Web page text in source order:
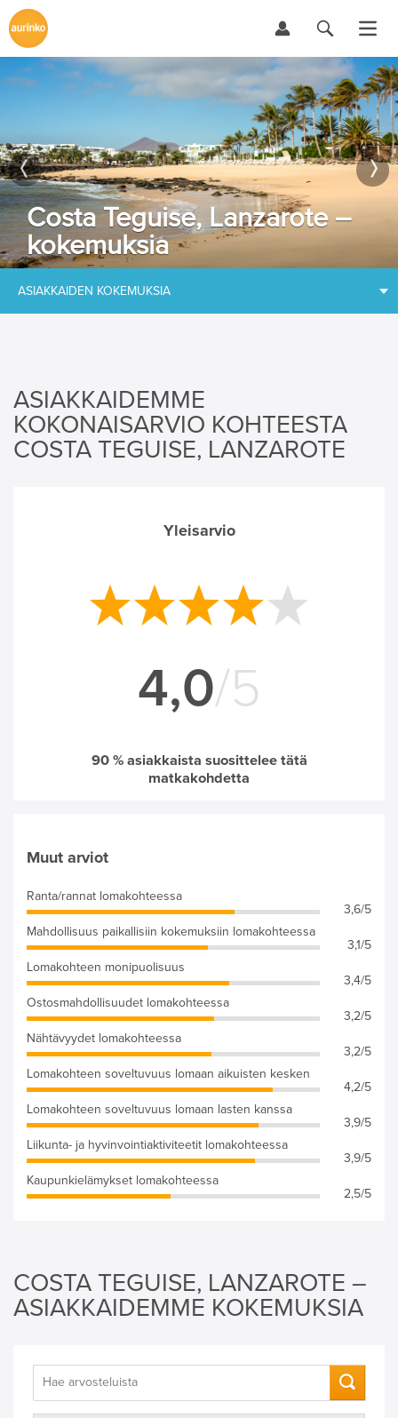
Costa Teguise, Lanzarote –
kokemuksia
ASIAKKAIDEN KOKEMUKSIA
ASIAKKAIDEMME
KOKONAISARVIO KOHTEESTA
COSTA TEGUISE, LANZAROTE
Yleisarvio
4,0/5
90% asiakkaista suosittelee tätä
matkakohdetta
Muut arviot
Ranta/rannat lomakohteessa
3,6/5
Mahdollisuus paikallisiin kokemuksiin lomakohteessa
3,1/5
Lomakohteen monipuolisuus
3,4/5
Ostosmahdollisuudet lomakohteessa
3,2/5
Nähtävyydet lomakohteessa
3,2/5
Lomakohteen soveltuvuus lomaan aikuisten kesken
4,2/5
Lomakohteen soveltuvuus lomaan lasten kanssa
3,9/5
Liikunta- ja hyvinvointiaktiviteetit lomakohteessa
3,9/5
Kaupunkielämykset lomakohteessa
2,5/5
COSTA TEGUISE, LANZAROTE –
ASIAKKAIDEMME KOKEMUKSIA